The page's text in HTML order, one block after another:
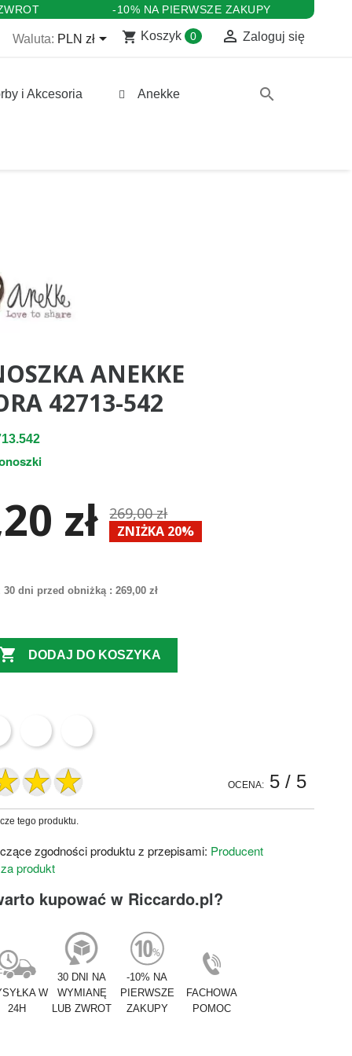
-10% NA PIERWSZE ZAKUPY
Waluta: PLN zł shopping_cart Koszyk 0  Zaloguj się
i Akcesoria Anekke search
ANEKKE
42713-542
zł 269,00 zł
ZNIŻKA 20%
30 dni przed obniżką : 269,00 zł
 DODAJ DO KOSZYKA
OCENA: 5/ 5
tego produktu.
zgodności produktu z przepisami: Producent
produkt
kupować w Riccardo.pl?
W
24H
30 DNI NA
WYMIANĘ
LUB ZWROT
-10% NA
PIERWSZE
ZAKUPY
FACHOWA
POMOC